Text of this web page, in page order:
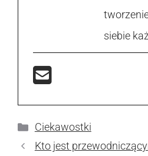
siebie
Kategorie
Ciekawostki
Kto jest